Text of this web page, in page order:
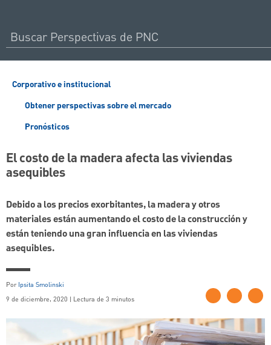
Corporativo e institucional
Obtener perspectivas sobre el mercado
Pronósticos
El costo de la madera afecta las viviendas
asequibles
Debido a los precios exorbitantes, la madera y otros
materiales están aumentando el costo de la construcción y
están teniendo una gran influencia en las viviendas
asequibles.
PorIpsita Smolinski
9 de diciembre, 2020 | Lectura de 3 minutos